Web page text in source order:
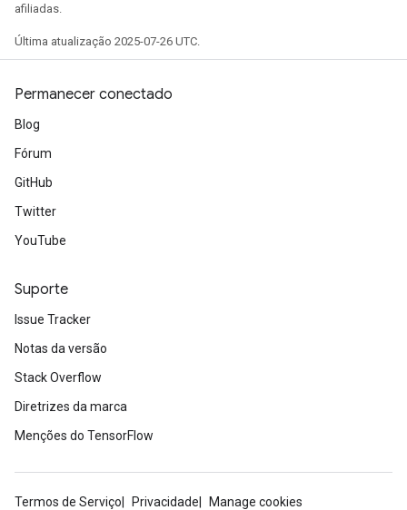
afiliadas.
Última atualização 2025-07-26 UTC.
Permanecer conectado
Blog
Fórum
GitHub
Twitter
YouTube
Suporte
Issue Tracker
Notas da versão
Stack Overflow
Diretrizes da marca
Menções do TensorFlow
Termos de Serviço Privacidade
Manage cookies